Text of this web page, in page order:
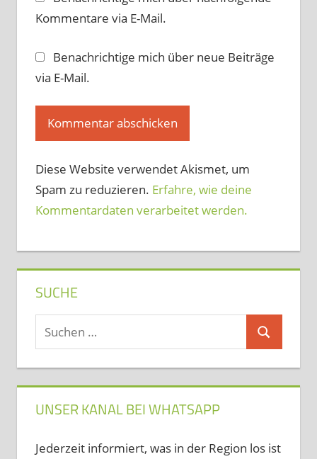
Kommentare via E-Mail.
Benachrichtige mich über neue Beiträge
via E-Mail.
Diese Website verwendet Akismet, um
Spam zu reduzieren. Erfahre, wie deine
Kommentardaten verarbeitet werden.
SUCHE
Suchen
nach:
Suchen
UNSER KANAL BEI WHATSAPP
Jederzeit informiert, was in der Region los ist